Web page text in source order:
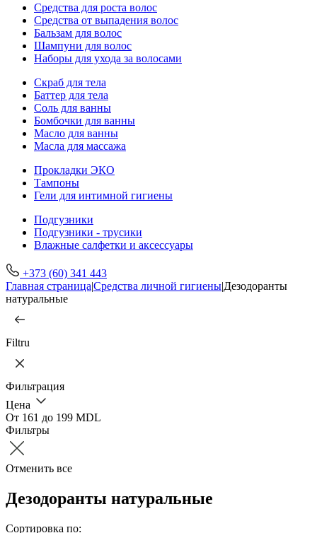
Средства для роста волос
Средства от выпадения волос
Бальзам для волос
Шампуни для волос
Наборы для ухода за волосами
Скраб для тела
Баттер для тела
Соль для ванны
Бомбочки для ванны
Масло для ванны
Масла для массажа
Прокладки ЭКО
Тампоны
Гели для интимной гигиены
Подгузники
Подгузники - трусики
Влажные салфетки и аксессуары
+373 (60) 341 443
Главная страница|Средства личной гигиены|Дезодоранты
натуральные
Filtru
Фильтрация
Цена
От 161 до 199 MDL
Фильтры
Отменить все
Дезодоранты натуральные
Сортировка по: